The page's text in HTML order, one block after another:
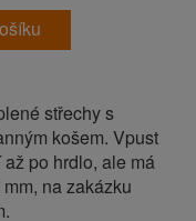
střechy s
košem. Vpust
po hrdlo, ale má
na zakázku